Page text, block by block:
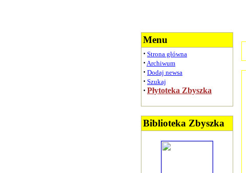
Menu
· Strona główna
· Archiwum
· Dodaj newsa
· Szukaj
· Płytoteka Zbyszka
Biblioteka Zbyszka